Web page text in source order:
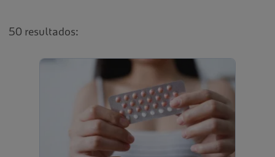
50 resultados: